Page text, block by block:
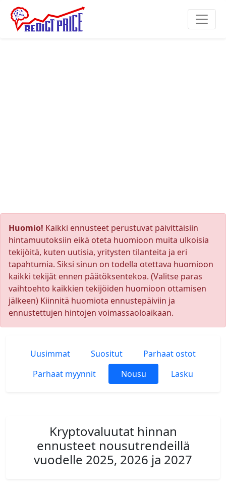
Huomio! Kaikki ennusteet perustuvat päivittäisiin
hintamuutoksiin eikä oteta huomioon muita ulkoisia
tekijöitä, kuten uutisia, yritysten tilanteita ja eri
tapahtumia. Siksi sinun on todella otettava huomioon
kaikki tekijät ennen päätöksentekoa. (Valitse paras
vaihtoehto kaikkien tekijöiden huomioon ottamisen
jälkeen) Kiinnitä huomiota ennustepäiviin ja
ennustettujen hintojen voimassaoloaikaan.
Uusimmat Suositut
Parhaat ostot
Parhaat myynnit
Nousu Lasku
Kryptovaluutat hinnan
ennusteet nousutrendeillä
vuodelle 2025, 2026 ja 2027